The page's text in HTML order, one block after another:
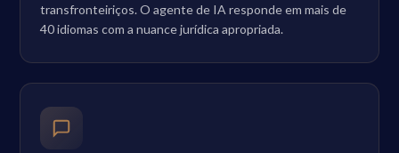
transfronteiriços. O agente de IA responde em mais de
40 idiomas com a nuance jurídica apropriada.